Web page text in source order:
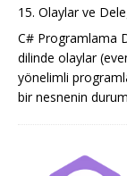
15. Olaylar ve
C# Programlama
dilinde olaylar
yönelimli
bir nesnenin